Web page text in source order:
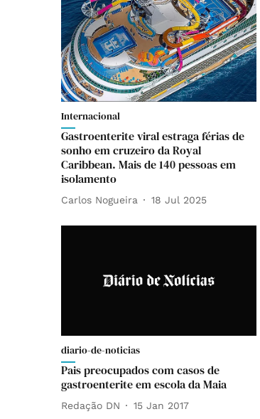
Internacional
Gastroenterite viral estraga férias de
sonho em cruzeiro da Royal
Caribbean. Mais de 140 pessoas em
isolamento
Carlos Nogueira 18 Jul 2025
diario-de-noticias
Pais preocupados com casos de
gastroenterite em escola da Maia
Redação DN 15 Jan 2017